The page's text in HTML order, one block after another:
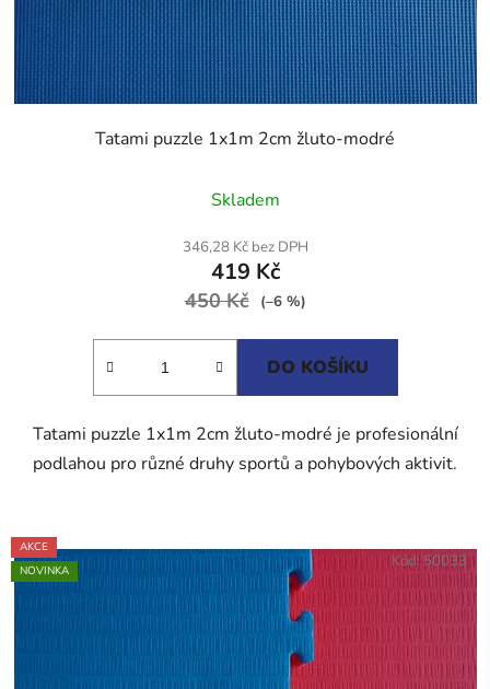
Tatami puzzle 1x1m 2cm žluto-modré
hodnocení
produktu
je
5,0
Skladem
346,28 Kč bez DPH
419 Kč
450 Kč (–6 %)
DO KOŠÍKU
Tatami puzzle 1x1m 2cm žluto-modré je profesionální
podlahou pro různé druhy sportů a pohybových aktivit.
AKCE
NOVINKA
Kód: 50033